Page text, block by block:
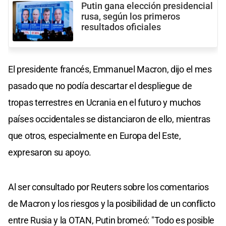
Putin gana elección presidencial
rusa, según los primeros
resultados oficiales
El presidente francés, Emmanuel Macron, dijo el mes
pasado que no podía descartar el despliegue de
tropas terrestres en Ucrania en el futuro y muchos
países occidentales se distanciaron de ello, mientras
que otros, especialmente en Europa del Este,
expresaron su apoyo.
Al ser consultado por Reuters sobre los comentarios
de Macron y los riesgos y la posibilidad de un conflicto
entre Rusia y la OTAN, Putin bromeó: "Todo es posible